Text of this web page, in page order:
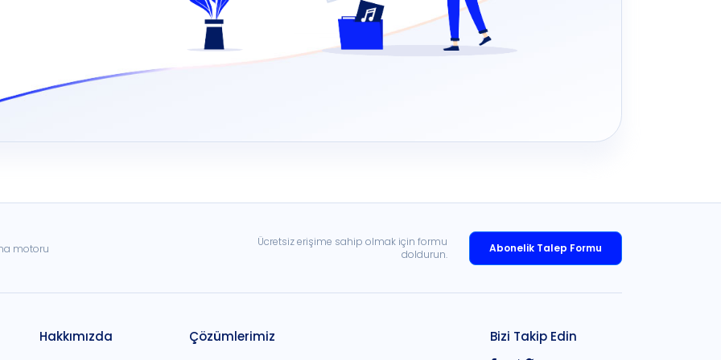
motoru
Ücretsiz erişime sahip olmak için formu
doldurun.
Abonelik Talep Formu
Hakkımızda Çözümlerimiz Bizi Takip Edin